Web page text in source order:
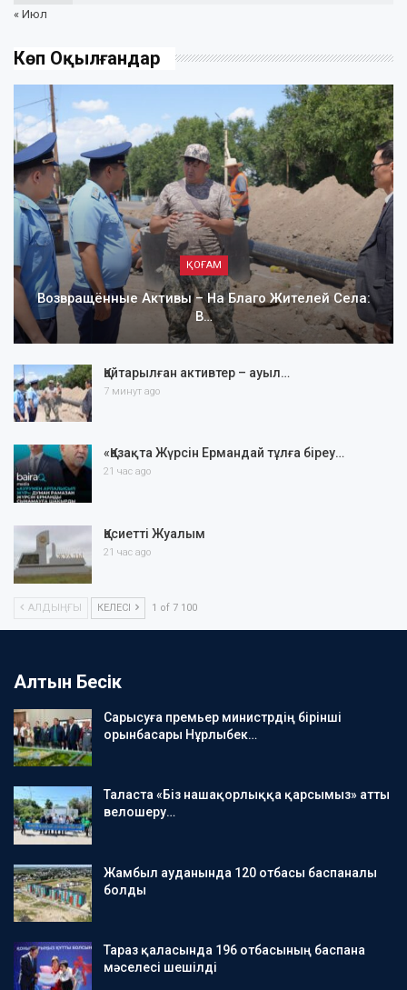
« Июл
Көп Оқылғандар
ҚОҒАМ
Возвращённые Активы – На Благо Жителей Села:
В…
Қайтарылған активтер – ауыл…
7 минут ago
«Қазақта Жүрсін Ермандай тұлға біреу…
21 час ago
Қасиетті Жуалым
21 час ago
АЛДЫҢҒЫ КЕЛЕСІ 1 of 7 100
Алтын Бесік
Сарысуға премьер министрдің бірінші
орынбасары Нұрлыбек…
Таласта «Біз нашақорлыққа қарсымыз» атты
велошеру…
Жамбыл ауданында 120 отбасы баспаналы
болды
Тараз қаласында 196 отбасының баспана
мәселесі шешілді